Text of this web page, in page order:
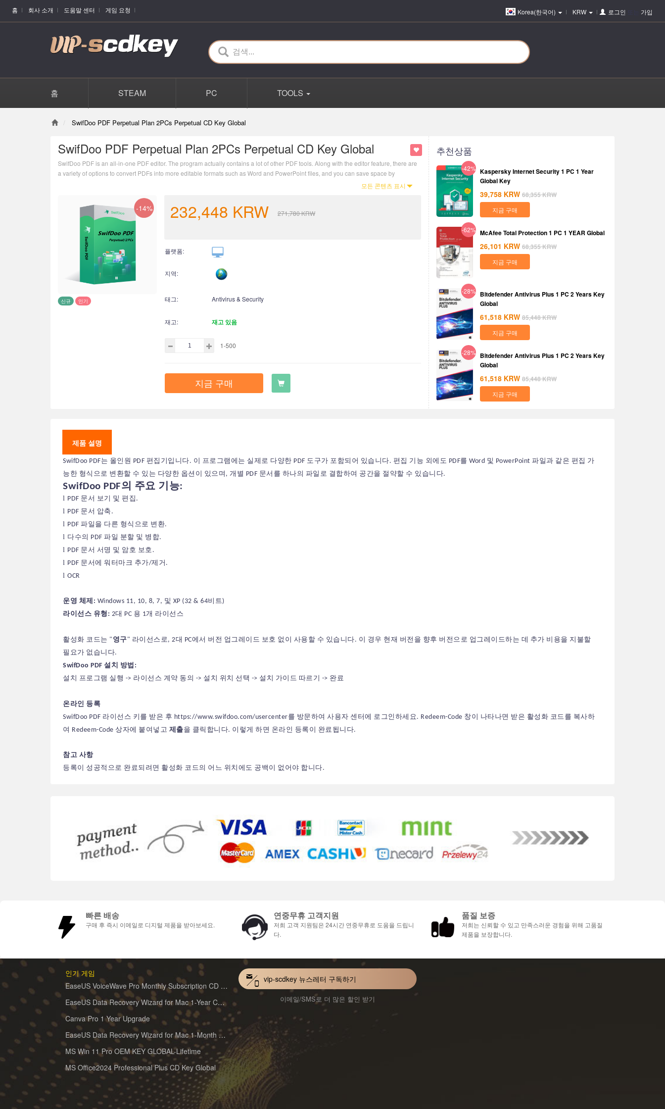
홈 회사 소개 도움말 센터 게임 요청 Korea(한국어) KRW 로그인 가입
홈 STEAM PC TOOLS
SwifDoo PDF Perpetual Plan 2PCs Perpetual CD Key Global
SwifDoo PDF Perpetual Plan 2PCs Perpetual CD Key Global
SwifDoo PDF is an all-in-one PDF editor. The program actually contains a lot of other PDF tools. Along with the editor feature, there are
a variety of options to convert PDFs into more editable formats such as Word and PowerPoint files, and you can save space by
모든 콘텐츠 표시
-14%
신규 인기
232,448 KRW 271,780KRW
플랫폼:
지역:
태그: Antivirus & Security
재고: 재고 있음
1-500
지금 구매
추천상품
-42% Kaspersky Internet Security 1 PC 1 Year
Global Key
39,758 KRW 68,355KRW
지금 구매
-62% McAfee Total Protection 1 PC 1 YEAR Global
26,101 KRW 68,355KRW
지금 구매
-28% Bitdefender Antivirus Plus 1 PC 2 Years Key
Global
61,518 KRW 85,448KRW
지금 구매
-28% Bitdefender Antivirus Plus 1 PC 2 Years Key
Global
61,518 KRW 85,448KRW
지금 구매
제품 설명
SwifDoo PDF는 올인원 PDF 편집기입니다. 이 프로그램에는 실제로 다양한 PDF 도구가 포함되어 있습니다. 편집 기능 외에도 PDF를 Word 및 PowerPoint 파일과 같은 편집 가
능한 형식으로 변환할 수 있는 다양한 옵션이 있으며, 개별 PDF 문서를 하나의 파일로 결합하여 공간을 절약할 수 있습니다.
SwifDoo PDF의 주요 기능:
l PDF 문서 보기 및 편집.
l PDF 문서 압축.
l PDF 파일을 다른 형식 으로 변환.
l 다수의 PDF 파일 분할 및 병합.
l PDF 문서 서명 및 암호 보호.
l PDF 문서에 워터마크 추가/제거.
l OCR
운영 체제: Windows 11, 10, 8, 7, 및 XP (32 & 64비트)
라이선스 유형: 2대 PC 용 1개 라이선스
활성화 코드는 " 영구" 라이선스로, 2대 PC에서 버전 업그레이드 보호 없이 사용할 수 있습니다. 이 경우 현재 버전을 향후 버전으로 업그레이드하는 데 추가 비용을 지불할
필요가 없습니다.
SwifDoo PDF 설치 방법:
설치 프로그램 실행 -> 라이선스 계약 동의 -> 설치 위치 선택 -> 설치 가이드 따르기 -> 완료
온라인 등록
SwifDoo PDF 라이선스 키를 받은 후 https://www.swifdoo.com/usercenter를 방문하여 사용자 센터에 로그인하세요. Redeem-Code 창이 나타나면 받은 활성화 코드를 복사하
여 Redeem-Code 상자에 붙여넣고 제출을 클릭합니다. 이렇게 하면 온라인 등록이 완료됩니다.
참고 사항
등록이 성공적으로 완료되려면 활성화 코드의 어느 위치에도 공백이 없어야 합니다.
빠른 배송
구매 후 즉시 이메일로 디지털 제품을 받아보세요.
연중무휴 고객지원
저희 고객 지원팀은 24시간 연중무휴로 도움을 드립니
다.
품질 보증
저희는 신뢰할 수 있고 만족스러운 경험을 위해 고품질
제품을 보장합니다.
인기 게임
EaseUS VoiceWave Pro Monthly Subscription CD Key Global
EaseUS Data Recovery Wizard for Mac 1-Year CD Key Global
Canva Pro 1 Year Upgrade
EaseUS Data Recovery Wizard for Mac 1-Month CD Key Global
MS Win 11 Pro OEM KEY GLOBAL-Lifetime
MS Office2024 Professional Plus CD Key Global
vip-scdkey 뉴스레터 구독하기
이메일/SMS로 더 많은 할인 받기